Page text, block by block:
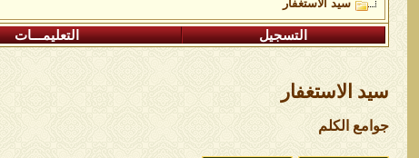
سيد الاستغفار
التسجيل التعليمـــات
سيد الاستغفار
جوامع الكلم